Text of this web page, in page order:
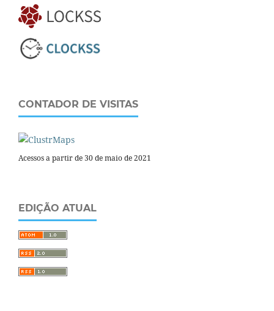
CONTADOR DE VISITAS
Acessos a partir de 30 de maio de 2021
EDIÇÃO ATUAL